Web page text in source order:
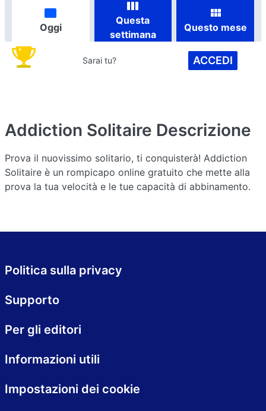
Oggi
Questa
settimana
Questo mese
Sarai tu? ACCEDI
Addiction Solitaire Descrizione
Prova il nuovissimo solitario, ti conquisterà! Addiction
Solitaire è un rompicapo online gratuito che mette alla
prova la tua velocità e le tue capacità di abbinamento.
Politica sulla privacy
Supporto
Per gli editori
Informazioni utili
Impostazioni dei cookie